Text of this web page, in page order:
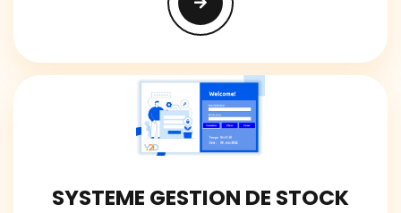
SYSTEME GESTION DE STOCK